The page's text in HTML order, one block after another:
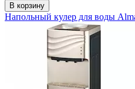
В корзину
Напольный кулер для воды